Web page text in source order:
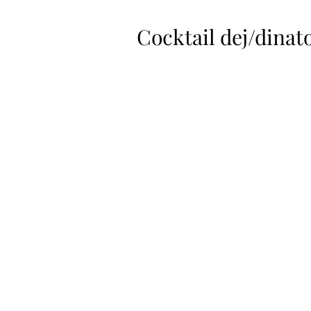
Cocktail dej/